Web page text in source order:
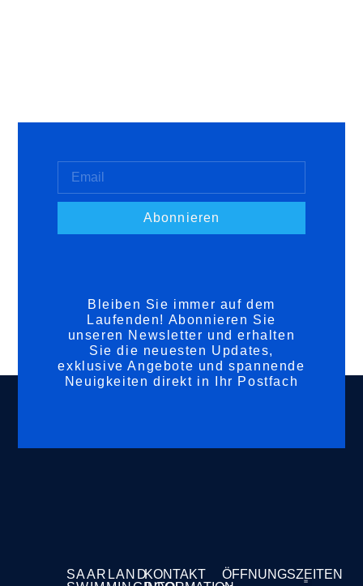
Bleiben Sie immer auf dem
Laufenden! Abonnieren Sie
unseren Newsletter und erhalten
Sie die neuesten Updates,
exklusive Angebote und spannende
Neuigkeiten direkt in Ihr Postfach
Abonnieren
SAARLANDKONTAKT
ÖFFNUNGSZEITEN